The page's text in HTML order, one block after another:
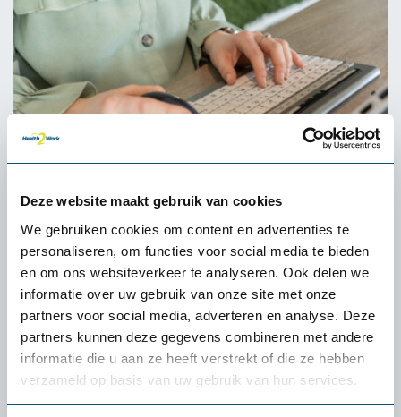
Deze website maakt gebruik van cookies
We gebruiken cookies om content en advertenties te
personaliseren, om functies voor social media te bieden
en om ons websiteverkeer te analyseren. Ook delen we
informatie over uw gebruik van onze site met onze
partners voor social media, adverteren en analyse. Deze
partners kunnen deze gegevens combineren met andere
informatie die u aan ze heeft verstrekt of die ze hebben
verzameld op basis van uw gebruik van hun services.
4. Bied ondersteuning en begrip
Training over prikkelverwerking: leer managers en
medewerkers hoe ze overprikkeling kunnen herkennen
en ermee om kunnen gaan.
Open communicatie: creëer een cultuur waarin
werknemers zich veilig voelen om aan te geven wanneer
ze overprikkeld zijn.